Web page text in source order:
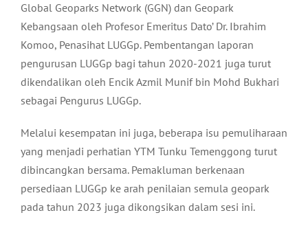
Global Geoparks Network (GGN) dan Geopark
Kebangsaan oleh Profesor Emeritus Dato’ Dr. Ibrahim
Komoo, Penasihat LUGGp. Pembentangan laporan
pengurusan LUGGp bagi tahun 2020-2021 juga turut
dikendalikan oleh Encik Azmil Munif bin Mohd Bukhari
sebagai Pengurus LUGGp.
Melalui kesempatan ini juga, beberapa isu pemuliharaan
yang menjadi perhatian YTM Tunku Temenggong turut
dibincangkan bersama. Pemakluman berkenaan
persediaan LUGGp ke arah penilaian semula geopark
pada tahun 2023 juga dikongsikan dalam sesi ini.